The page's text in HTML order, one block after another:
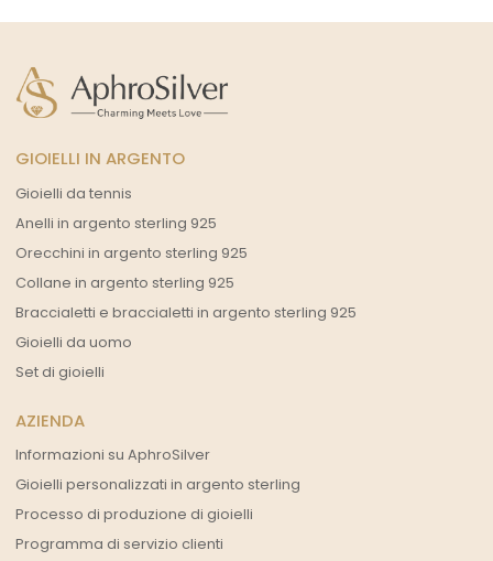
GIOIELLI IN ARGENTO
Gioielli da tennis
Anelli in argento sterling 925
Orecchini in argento sterling 925
Collane in argento sterling 925
Braccialetti e braccialetti in argento sterling 925
Gioielli da uomo
Set di gioielli
AZIENDA
Informazioni su AphroSilver
Gioielli personalizzati in argento sterling
Processo di produzione di gioielli
Programma di servizio clienti